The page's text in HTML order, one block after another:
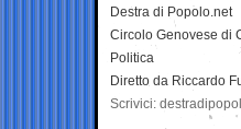
Destra di Popolo.net
Circolo Genovese di
Politica
Diretto da Riccardo
Scrivici: